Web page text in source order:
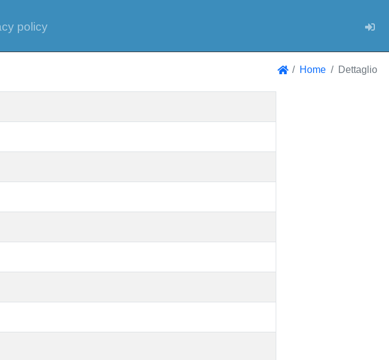
policy
Home Dettaglio